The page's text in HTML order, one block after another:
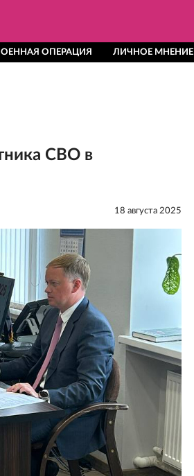
ОПЕРАЦИЯ ЛИЧНОЕ МНЕНИЕ
СВО в
18 августа 2025